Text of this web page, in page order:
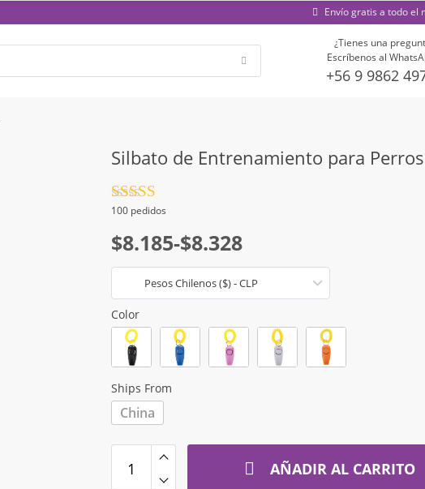
Envío gratis a todo el
¿Tienes una
Escríbenos al
+56 9 9862
Silbato de Entrenamiento para
Valorado
con
5
100 pedidos
$8.185-$8.328
Rango
de
precios:
desde
$8.185
hasta
$8.328
Pesos Chilenos ($) - CLP
Color
Ships From
China
AÑADIR AL CARRITO